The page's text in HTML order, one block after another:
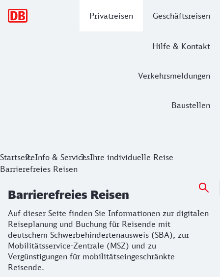
Privatreisen Geschäftsreisen
Hilfe & Kontakt
Verkehrsmeldungen
Baustellen
Auf dieser Seite finden Sie Informationen zur digitalen
StartseiteInfo & ServicesIhre individuelle Reise
Barrierefreies Reisen
Barrierefreies Reisen
Auf dieser Seite finden Sie Informationen zur digitalen
Reiseplanung und Buchung für Reisende mit
deutschem Schwerbehindertenausweis (SBA), zur
Mobilitätsservice-Zentrale (MSZ) und zu
Vergünstigungen für mobilitätseingeschränkte
Reisende.